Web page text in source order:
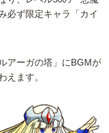
必ず限定キャラ「カイ
アーガの塔」にBGMが
えます。